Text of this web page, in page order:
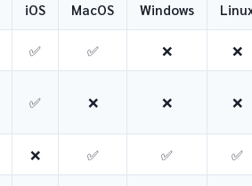
iOS MacOS Windows
✅ ✅ ❌ ❌
✅ ❌ ❌ ❌
❌ ✅ ✅ ✅